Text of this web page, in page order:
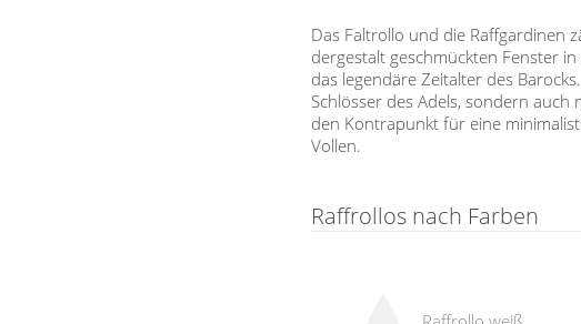
Das Faltrollo und die Raffgardinen
dergestalt geschmückten Fenster
das legendäre Zeitalter des
Schlösser des Adels, sondern
den Kontrapunkt für eine
Vollen.
Raffrollos nach Farben